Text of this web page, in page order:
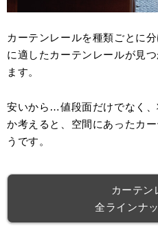
カーテンレールを種類ごとに
に適したカーテンレールが見
ます。
安いから…値段面だけでなく
か考えると、空間にあったカ
うです。
カーテン
全ラインナ